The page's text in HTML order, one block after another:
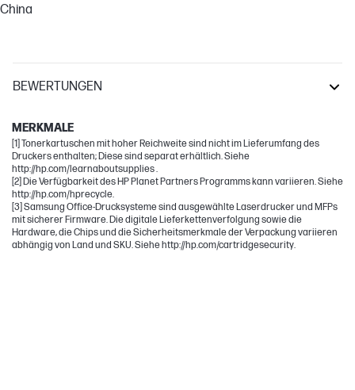
China
BEWERTUNGEN
MERKMALE
[1] Tonerkartuschen mit hoher Reichweite sind nicht im Lieferumfang des
Druckers enthalten; Diese sind separat erhältlich. Siehe
http://hp.com/learnaboutsupplies .
[2] Die Verfügbarkeit des HP Planet Partners Programms kann variieren. Siehe
http://hp.com/hprecycle.
[3] Samsung Office-Drucksysteme sind ausgewählte Laserdrucker und MFPs
mit sicherer Firmware. Die digitale Lieferkettenverfolgung sowie die
Hardware, die Chips und die Sicherheitsmerkmale der Verpackung variieren
abhängig von Land und SKU. Siehe http://hp.com/cartridgesecurity.